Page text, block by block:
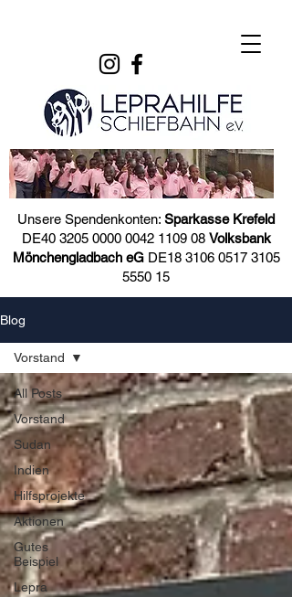
Unsere Spendenkonten: Sparkasse Krefeld
DE40 3205 0000 0042 110908 Volksbank
Mönchengladbach eGDE18 3106 0517 3105
5550 15
Blog
All Posts
Vorstand
Sudan
Indien
Hilfsprojekte
Aktionen
Gutes
Beispiel
Lepra
Vorstand